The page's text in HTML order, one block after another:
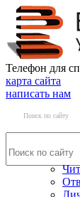
Телефон для
карта сайта
написать нам
Поиск по сайту